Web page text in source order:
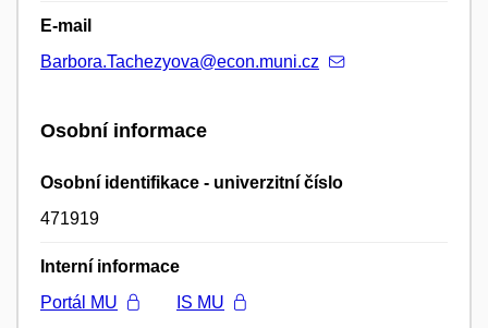
E-mail
Barbora.Tachezyova@econ.muni.cz
Osobní informace
Osobní identifikace - univerzitní číslo
471919
Interní informace
Portál MU
IS MU